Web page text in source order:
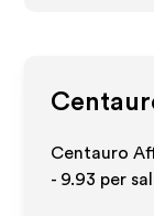
Centauro
- 9.93 per